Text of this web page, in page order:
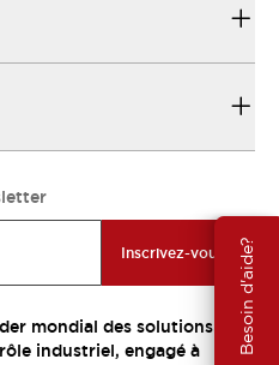
Besoin d'aide?
Inscrivez-vous
mondial des solutions
industriel, engagé à